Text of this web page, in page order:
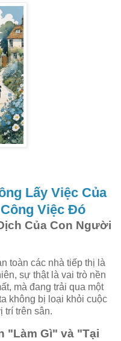
Lấy Việc Của
Việc Đó
Của Con Người
toàn các nhà tiếp thị là
sự thật là vai trò nền
mà đang trải qua một
không bị loại khỏi cuộc
trí trên sân.
"Làm Gì" và "Tại